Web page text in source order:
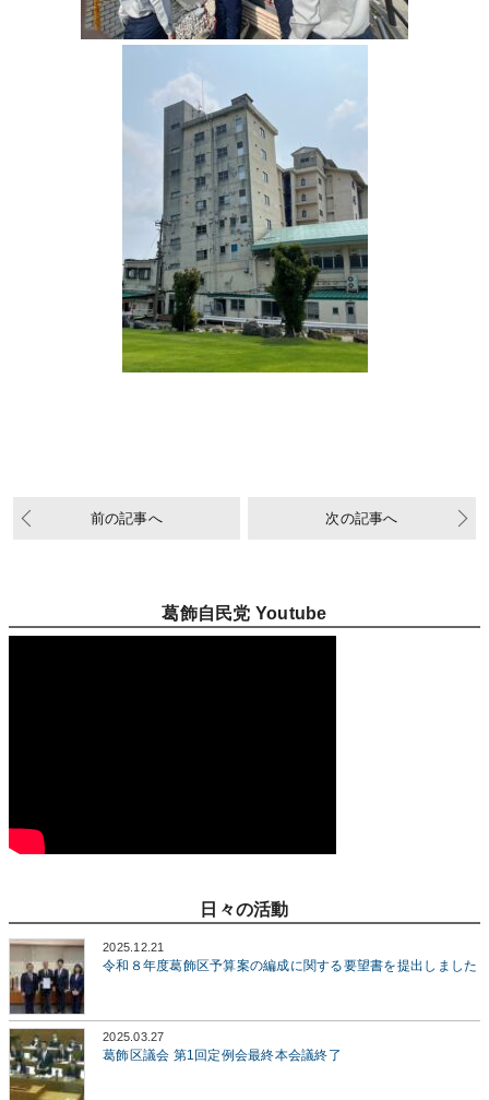
前の記事へ 次の記事へ
葛飾自民党 Youtube
日々の活動
2025.12.21
令和８年度葛飾区予算案の編成に関する要望書を提出しました
2025.03.27
葛飾区議会 第1回定例会最終本会議終了